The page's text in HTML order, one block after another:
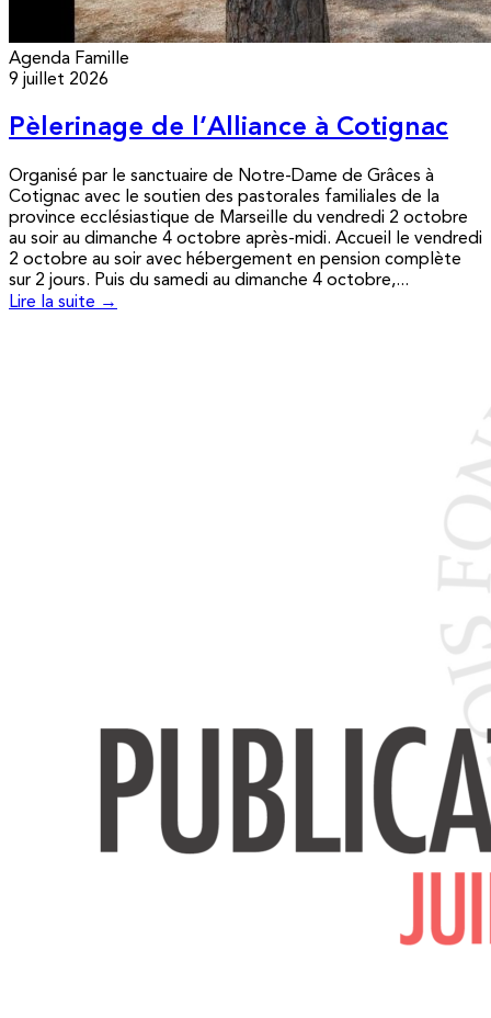
Agenda Famille
9 juillet 2026
Pèlerinage de l’Alliance à Cotignac
Organisé par le sanctuaire de Notre-Dame de Grâces à
Cotignac avec le soutien des pastorales familiales de la
province ecclésiastique de Marseille du vendredi 2 octobre
au soir au dimanche 4 octobre après-midi. Accueil le vendredi
2 octobre au soir avec hébergement en pension complète
sur 2 jours. Puis du samedi au dimanche 4 octobre,...
Lire la suite →